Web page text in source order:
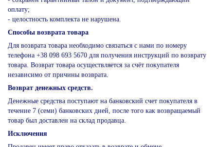
оплату;
- целостность комплекта не нарушена.
Способы возврата товара
Для возврата товара необходимо связаться с нами по номеру
телефона +38 098 693 5670 для получения инструкций по возврату
товара. Возврат товара осуществляется за счёт покупателя
независимо от причины возврата.
Возврат денежных средств.
Денежные средства поступают на банковский счет покупателя в
течение 7 (семи) банковских дней, после того как возвращаемый
товар был доставлен на склад продавца.
Исключения